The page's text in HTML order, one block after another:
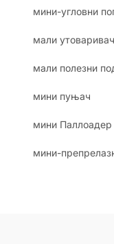
мини-угловни
мали
мали полезни
мини пуњач
мини Паллоадер
мини-